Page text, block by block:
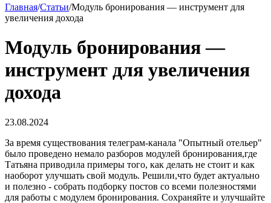
Главная/Статьи/Модуль бронирования — инструмент для
увеличения дохода
Модуль бронирования —
инструмент для увеличения
дохода
23.08.2024
За время существования телеграм-канала "Опытный отельер"
было проведено немало разборов модулей бронирования,где
Татьяна приводила примеры того, как делать не стоит и как
наоборот улучшать свой модуль. Решили,что будет актуально
и полезно - собрать подборку постов со всеми полезностями
для работы с модулем бронирования. Сохраняйте и улучшайте